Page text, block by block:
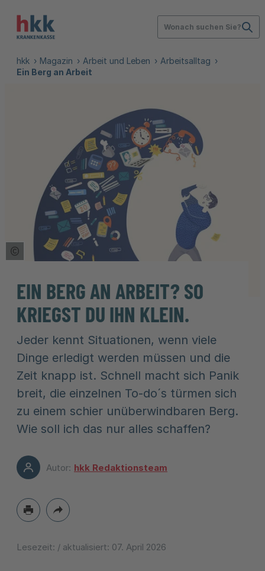
Wonach suchen Sie?
hkk Magazin Arbeit und Leben
Arbeitsalltag
Ein Berg an Arbeit
Copyright Tooltip öffnen
EIN BERG AN ARBEIT? SO
KRIEGST DU IHN KLEIN.
Jeder kennt Situationen, wenn viele
Dinge erledigt werden müssen und die
Zeit knapp ist. Schnell macht sich Panik
breit, die einzelnen To-do´s türmen sich
zu einem schier unüberwindbaren Berg.
Wie soll ich das nur alles schaffen?
Autor: hkk Redaktionsteam
Lesezeit: / aktualisiert: 07. April 2026